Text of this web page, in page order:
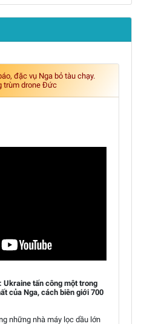
đặc vụ Nga bỏ tàu chạy.
trùm drone Đức
Ukraine tấn công một trong
của Nga, cách biên giới 700
những nhà máy lọc dầu lớn